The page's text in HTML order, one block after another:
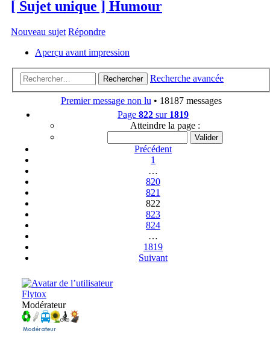
[ Sujet unique ] Humour
Nouveau sujet Répondre
Aperçu avant impression
Rechercher Recherche avancée
Premier message non lu • 18187 messages
Page 822 sur 1819
Atteindre la page :
Précédent
1
…
820
821
822
823
824
…
1819
Suivant
Flytox
Modérateur